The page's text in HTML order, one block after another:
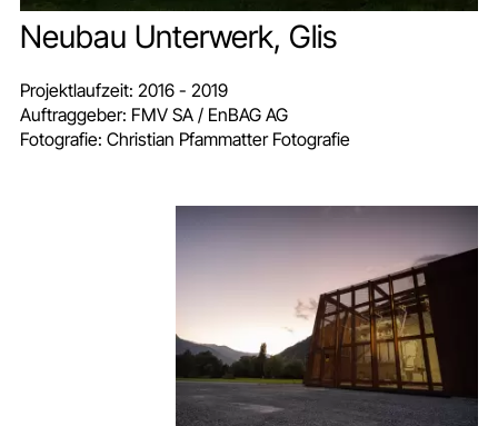
Neubau Unterwerk, Glis
Projektlaufzeit: 2016 - 2019
Auftraggeber: FMV SA / EnBAG AG
Fotografie: Christian Pfammatter Fotografie